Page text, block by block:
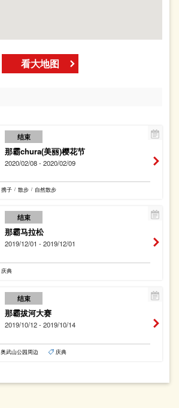
看大地图
结束
那霸chura(美丽)樱花节
2020/02/08 - 2020/02/09
携子 / 散步 / 自然散步
结束
那霸马拉松
2019/12/01 - 2019/12/01
庆典
结束
那霸拔河大赛
2019/10/12 - 2019/10/14
奥武山公园周边 庆典